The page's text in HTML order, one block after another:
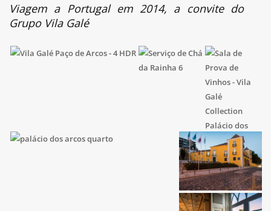
Viagem a Portugal em 2014, a convite do
Grupo Vila Galé